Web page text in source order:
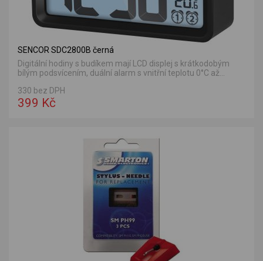
SENCOR SDC2800B černá
Digitální hodiny s budíkem mají LCD displej s krátkodobým
bílým podsvícením, duální alarm s vnitřní teplotu 0°C až...
330 bez DPH
399 Kč